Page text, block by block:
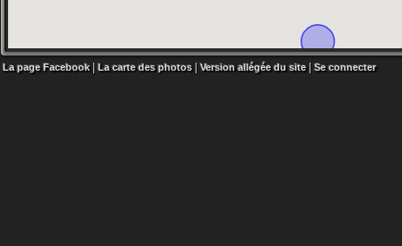
La page Facebook| La carte des photos|Version allégée du site| Se connecter